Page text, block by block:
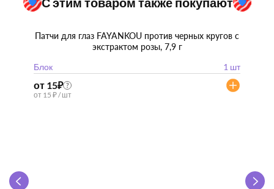
Патчи для глаз FAYANKOU против черных кругов с
экстрактом розы, 7,9 г
Блок
1 шт
от 15₽ ?
от 15 ₽ / шт